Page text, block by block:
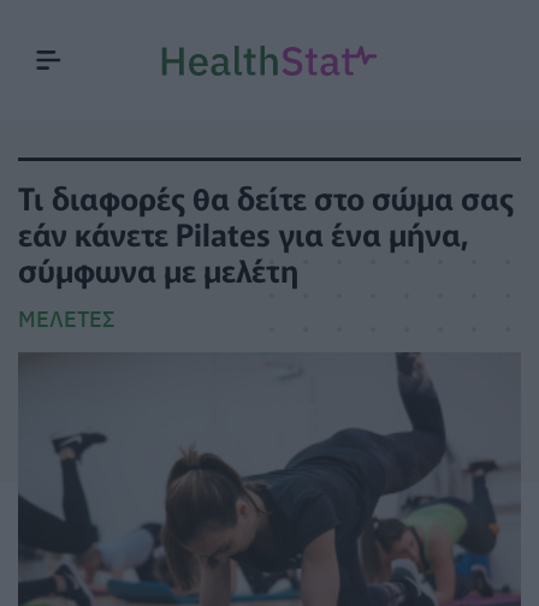
Τι διαφορές θα δείτε στο σώμα σας
εάν κάνετε Pilates για ένα μήνα,
σύμφωνα με μελέτη
ΜΕΛΈΤΕΣ